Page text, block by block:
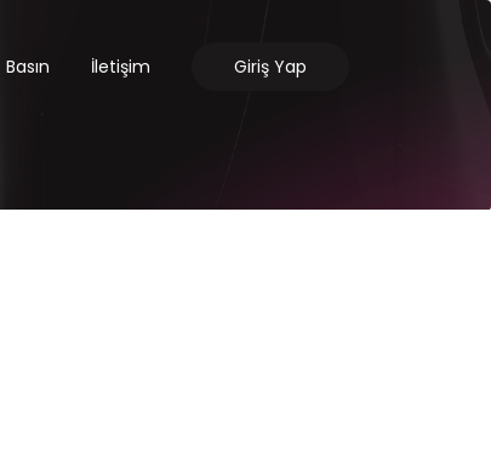
Basın İletişim Giriş Yap